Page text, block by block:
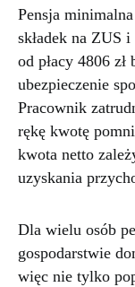
Pensja
składek na ZUS
od płacy 4806
ubezpieczenie
Pracownik
rękę kwotę
kwota netto
uzyskania
Dla wielu osób
gospodarstwie
więc nie tylko